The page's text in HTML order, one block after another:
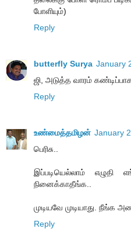
போளியும்)
Reply
butterfly Surya January
ஜி, அடுத்த வாரம்
Reply
உண்மைத்தமிழன் January
பெரிசு..
இப்படியெல்லாம் எழுதி
நினைக்காதீங்க..
முடியவே முடியாது.
Reply